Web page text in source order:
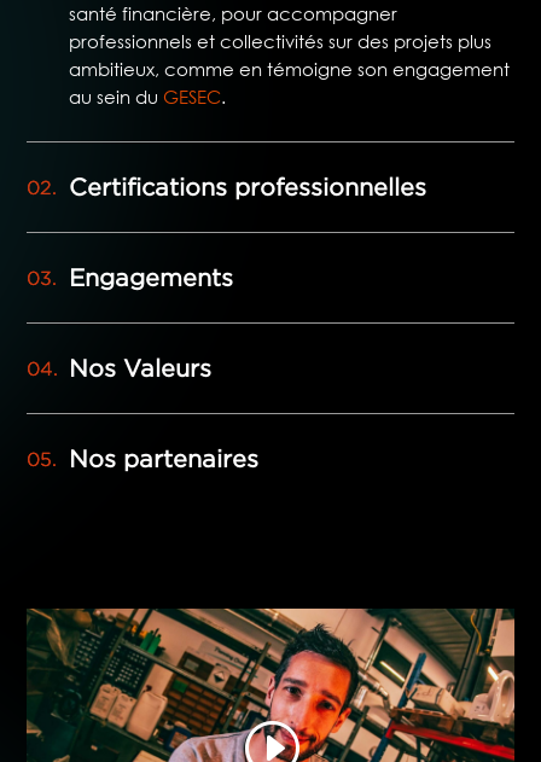
santé financière, pour accompagner
professionnels et collectivités sur des projets plus
ambitieux, comme en témoigne son engagement
au sein du GESEC.
Certifications professionnelles
Engagements
Nos Valeurs
Nos partenaires